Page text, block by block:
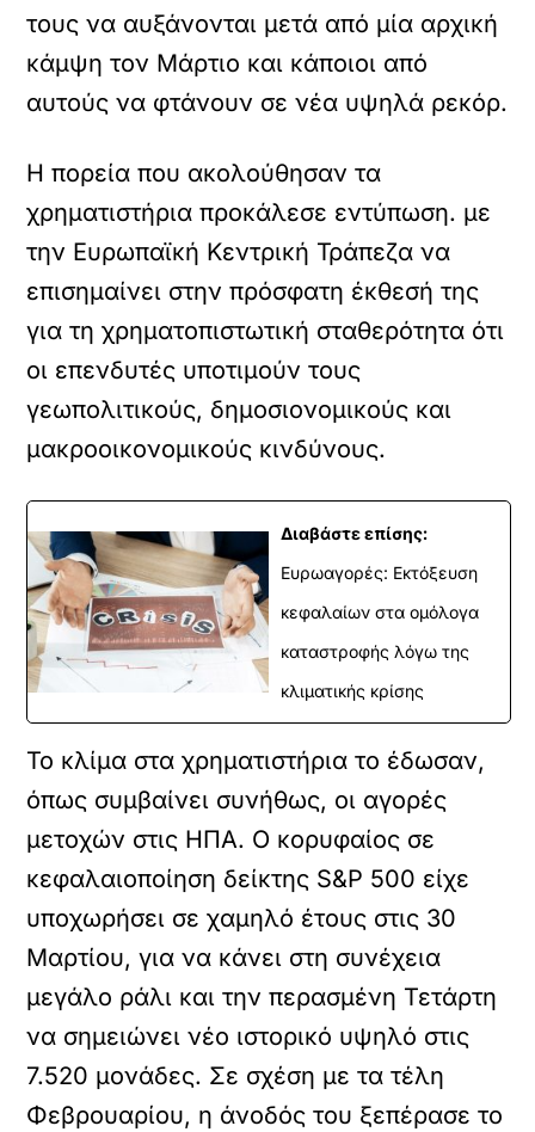
τους να αυξάνονται μετά από μία αρχική
κάμψη τον Μάρτιο και κάποιοι από
αυτούς να φτάνουν σε νέα υψηλά ρεκόρ.
Η πορεία που ακολούθησαν τα
χρηματιστήρια προκάλεσε εντύπωση. με
την Ευρωπαϊκή Κεντρική Τράπεζα να
επισημαίνει στην πρόσφατη έκθεσή της
για τη χρηματοπιστωτική σταθερότητα ότι
οι επενδυτές υποτιμούν τους
γεωπολιτικούς, δημοσιονομικούς και
μακροοικονομικούς κινδύνους.
Διαβάστε επίσης:
Ευρωαγορές: Εκτόξευση
κεφαλαίων στα ομόλογα
καταστροφής λόγω της
κλιματικής κρίσης
Το κλίμα στα χρηματιστήρια το έδωσαν,
όπως συμβαίνει συνήθως, οι αγορές
μετοχών στις ΗΠΑ. Ο κορυφαίος σε
κεφαλαιοποίηση δείκτης S&P 500 είχε
υποχωρήσει σε χαμηλό έτους στις 30
Μαρτίου, για να κάνει στη συνέχεια
μεγάλο ράλι και την περασμένη Τετάρτη
να σημειώνει νέο ιστορικό υψηλό στις
7.520 μονάδες. Σε σχέση με τα τέλη
Φεβρουαρίου, η άνοδός του ξεπέρασε το